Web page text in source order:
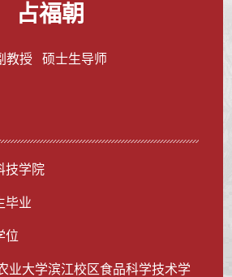
占福朝
教授 硕士生导师
技学院
毕业
位
业大学滨江校区食品科学技术学